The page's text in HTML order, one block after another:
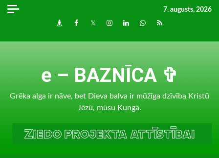
Skip
7. augusts, 2026
DraugiemFacebook
TwitterInstagram
LinkedInwhatsapp
RSS
e – BAZNĪCA ✞
Grēka alga ir nāve, bet Dieva balva ir mūžīga dzīvība Kristū
Jēzū, mūsu Kungā.